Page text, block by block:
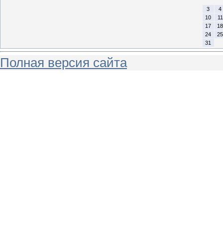
3
4
10
11
17
18
24
25
31
Полная версия сайта